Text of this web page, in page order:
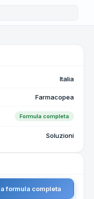
Italia
Farmacopea
Formula completa
Soluzioni
formula completa